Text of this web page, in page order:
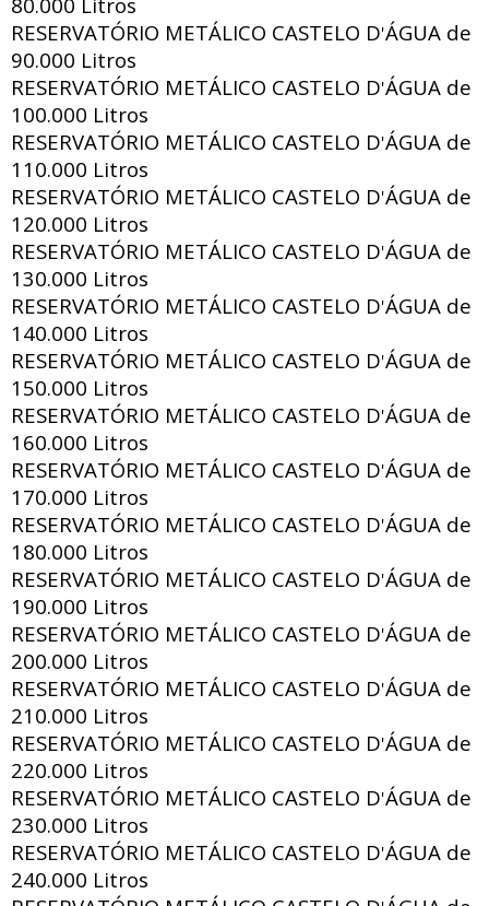
RESERVATÓRIO METÁLICO CASTELO D'ÁGUA de
90.000 Litros
RESERVATÓRIO METÁLICO CASTELO D'ÁGUA de
100.000 Litros
RESERVATÓRIO METÁLICO CASTELO D'ÁGUA de
110.000 Litros
RESERVATÓRIO METÁLICO CASTELO D'ÁGUA de
120.000 Litros
RESERVATÓRIO METÁLICO CASTELO D'ÁGUA de
130.000 Litros
RESERVATÓRIO METÁLICO CASTELO D'ÁGUA de
140.000 Litros
RESERVATÓRIO METÁLICO CASTELO D'ÁGUA de
150.000 Litros
RESERVATÓRIO METÁLICO CASTELO D'ÁGUA de
160.000 Litros
RESERVATÓRIO METÁLICO CASTELO D'ÁGUA de
170.000 Litros
RESERVATÓRIO METÁLICO CASTELO D'ÁGUA de
180.000 Litros
RESERVATÓRIO METÁLICO CASTELO D'ÁGUA de
190.000 Litros
RESERVATÓRIO METÁLICO CASTELO D'ÁGUA de
200.000 Litros
RESERVATÓRIO METÁLICO CASTELO D'ÁGUA de
210.000 Litros
RESERVATÓRIO METÁLICO CASTELO D'ÁGUA de
220.000 Litros
RESERVATÓRIO METÁLICO CASTELO D'ÁGUA de
230.000 Litros
RESERVATÓRIO METÁLICO CASTELO D'ÁGUA de
240.000 Litros